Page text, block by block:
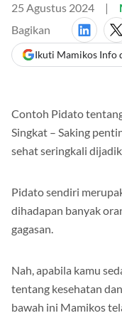
25 Agustus 2024
Bagikan
Ikuti Mamikos Info
Contoh Pidato
Singkat – Saking
sehat seringkali
Pidato sendiri
dihadapan banyak
gagasan.
Nah, apabila kamu
tentang kesehatan
bawah ini Mamikos